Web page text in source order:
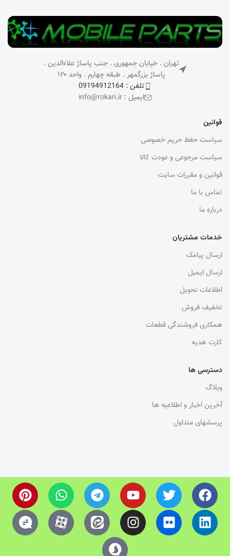
تهران . خیابان جمهوری . جنب پاساژ علاءالدین .
پاساژ بزرگمهر . طبقه چهارم . واحد ۱۲۰
تلفن : 09194912164
ایمیل : info@rokari.ir
قوانین
سیاست حفظ حریم خصوصی
سیاست مرجوعی و عودت کالا
قوانین و مقررات سایت
تماس با ما
درباره ما
خدمات مشتریان
ارسال پیامک
ارسال ایمیل
اطلاعات تحویل
تخفیف فروش
همکاری فروشندگی قطعات
کارت هدیه
دسترسی ها
وبلاگ
آخرین اخبار و اطلاعیه ها
پرسشهای متداول